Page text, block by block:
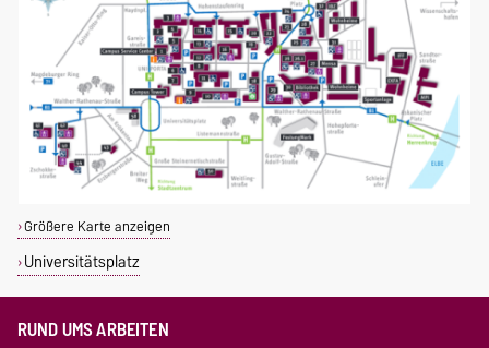
Größere Karte anzeigen
Universitätsplatz
RUND UMS ARBEITEN